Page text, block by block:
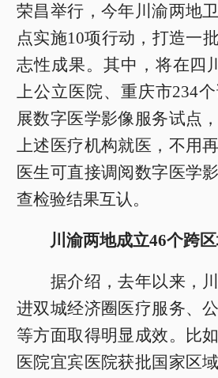
荣昌举行，今年川渝两地
点实施10项行动，打造一
志性成果。其中，将在四
上公立医院、重庆市234
展数字医学影像服务试点
上述医疗机构就医，不用
医生可直接调阅数字医学
查检验结果互认。
川渝两地成立46个跨
据介绍，去年以来，川
进双城经济圈医疗服务、
等方面取得明显成效。比
医院宜宾医院获批国家区